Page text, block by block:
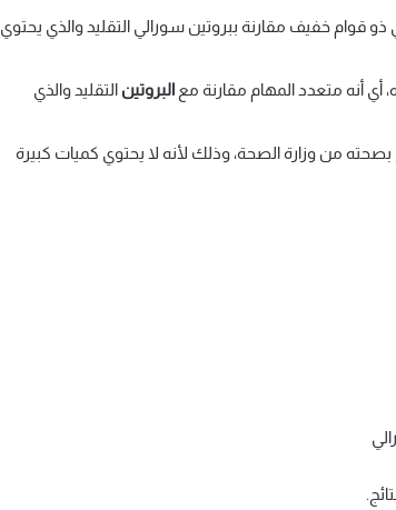
قوام خفيف مقارنة ببروتين سورالي التقليد والذي يحتوي
أنه متعدد المهام مقارنة مع البروتين التقليد والذي
من وزارة الصحة، وذلك لأنه لا يحتوي كميات كبيرة